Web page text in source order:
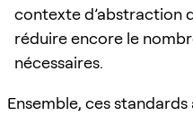
contexte d’abstraction
réduire encore le
nécessaires.
Ensemble, ces